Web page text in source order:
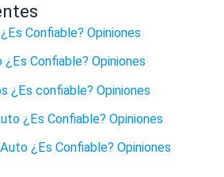
Confiable? Opiniones
Confiable? Opiniones
¿Es confiable? Opiniones
¿Es Confiable? Opiniones
¿Es Confiable? Opiniones